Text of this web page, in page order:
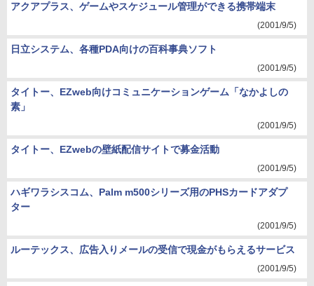
アクアプラス、ゲームやスケジュール管理ができる携帯端末
(2001/9/5)
日立システム、各種PDA向けの百科事典ソフト
(2001/9/5)
タイトー、EZweb向けコミュニケーションゲーム「なかよしの
素」
(2001/9/5)
タイトー、EZwebの壁紙配信サイトで募金活動
(2001/9/5)
ハギワラシスコム、Palm m500シリーズ用のPHSカードアダプ
ター
(2001/9/5)
ルーテックス、広告入りメールの受信で現金がもらえるサービス
(2001/9/5)